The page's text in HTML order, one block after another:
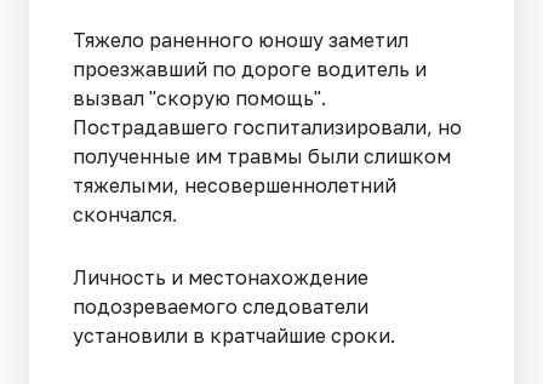
Тяжело раненного юношу заметил
проезжавший по дороге водитель и
вызвал "скорую помощь".
Пострадавшего госпитализировали, но
полученные им травмы были слишком
тяжелыми, несовершеннолетний
скончался.
Личность и местонахождение
подозреваемого следователи
установили в кратчайшие сроки.